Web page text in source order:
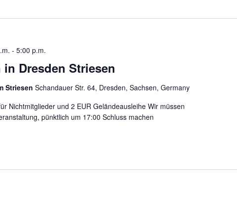
Dresden Striesen
- 5:00 p.m.
Striesen Schandauer Str. 64, Dresden, Sachsen, Germany
Nichtmitglieder und 2 EUR Geländeausleihe Wir müssen
pünktlich um 17:00 Schluss machen